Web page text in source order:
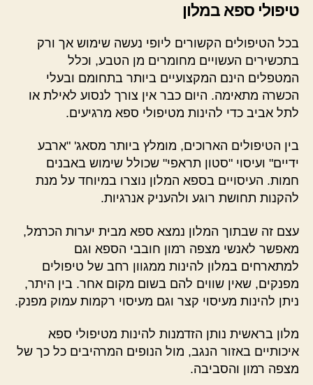
טיפולי ספא במלון
בכל הטיפולים הקשורים ליופי נעשה שימוש אך ורק
בתכשירים העשויים מחומרים מן הטבע, וכלל
המטפלים הינם המקצועיים ביותר בתחומם ובעלי
הכשרה מתאימה. היום כבר אין צורך לנסוע לאילת או
לתל אביב כדי להינות מטיפולי ספא מרגיעים.
בין הטיפולים הארוכים, מומלץ ביותר מסאג' "ארבע
ידיים" ועיסוי "סטון תראפי" שכולל שימוש באבנים
חמות. העיסויים בספא המלון נוצרו במיוחד על מנת
להקנות תחושת רוגע ולהעניק אנרגיות.
עצם זה שבתוך המלון נמצא ספא מבית יערות הכרמל,
מאפשר לאנשי מצפה רמון חובבי הספא וגם
למתארחים במלון להינות ממגוון רחב של טיפולים
מפנקים, שאין שווים להם בשום מקום אחר. בין היתר,
ניתן להינות מעיסוי קצר וגם מעיסוי רקמות עמוק מפנק.
מלון בראשית נותן הזדמנות להינות מטיפולי ספא
איכותיים באזור הנגב, מול הנופים המרהיבים כל כך של
מצפה רמון והסביבה.